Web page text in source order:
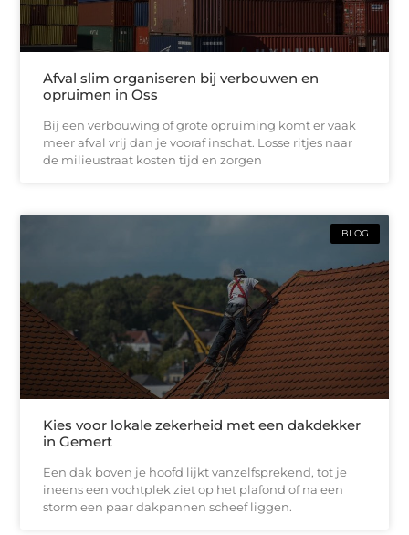
Afval slim organiseren bij verbouwen en
opruimen in Oss
Bij een verbouwing of grote opruiming komt er vaak
meer afval vrij dan je vooraf inschat. Losse ritjes naar
de milieustraat kosten tijd en zorgen
BLOG
Kies voor lokale zekerheid met een dakdekker
in Gemert
Een dak boven je hoofd lijkt vanzelfsprekend, tot je
ineens een vochtplek ziet op het plafond of na een
storm een paar dakpannen scheef liggen.